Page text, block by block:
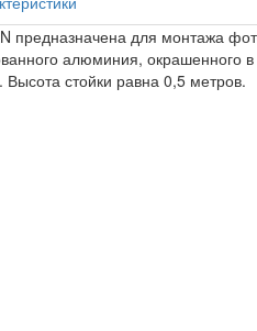
предназначена для монтажа
алюминия, окрашенного
стойки равна 0,5 метров.